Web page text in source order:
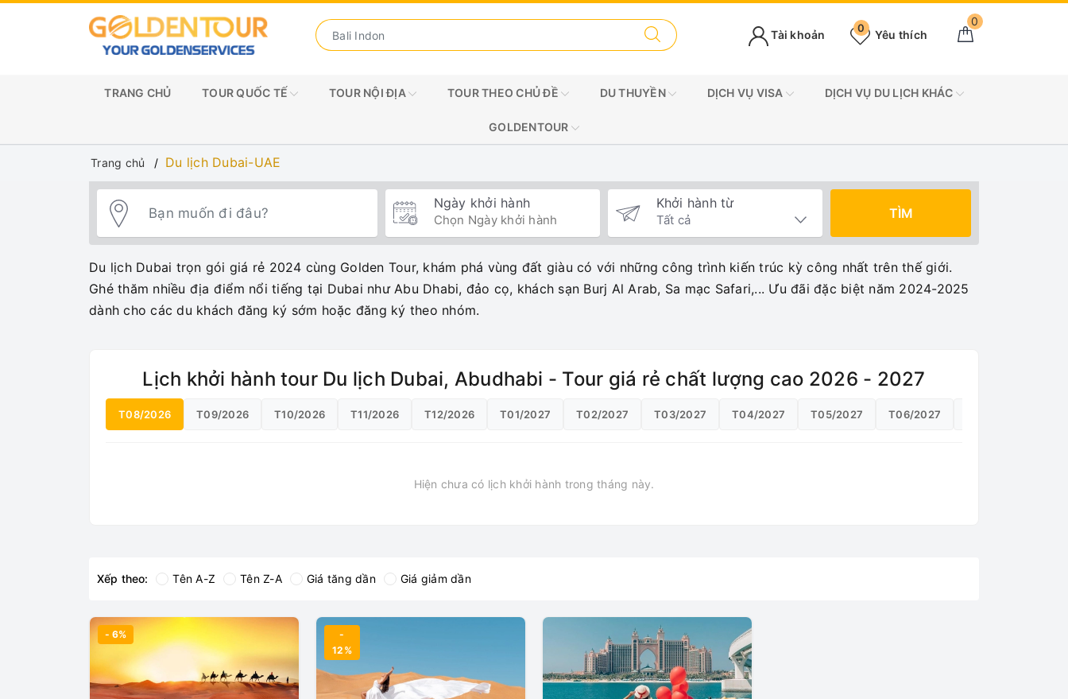
0
Yêu thích
0
Tài khoản
TRANG CHỦ TOUR QUỐC TẾ TOUR NỘI ĐỊA TOUR THEO CHỦ ĐỀ DU THUYỀN DỊCH VỤ VISA DỊCH VỤ DU LỊCH KHÁC
GOLDENTOUR
Trang chủ Du lịch Dubai-UAE
Ngày khởi hành Khởi hành từ
TÌM
Du lịch Dubai trọn gói giá rẻ 2024 cùng Golden Tour, khám phá vùng đất giàu có với những công trình kiến trúc kỳ công nhất trên thế giới.
Ghé thăm nhiều địa điểm nổi tiếng tại Dubai như Abu Dhabi, đảo cọ, khách sạn Burj Al Arab, Sa mạc Safari,... Ưu đãi đặc biệt năm 2024-2025
dành cho các du khách đăng ký sớm hoặc đăng ký theo nhóm.
Lịch khởi hành tour Du lịch Dubai, Abudhabi - Tour giá rẻ chất lượng cao 2026 - 2027
T08/2026 T09/2026 T10/2026 T11/2026 T12/2026 T01/2027 T02/2027 T03/2027 T04/2027 T05/2027 T06/2027
Hiện chưa có lịch khởi hành trong tháng này.
Xếp theo: Tên A-Z Tên Z-A Giá tăng dần Giá giảm dần
- 6%
-
12%